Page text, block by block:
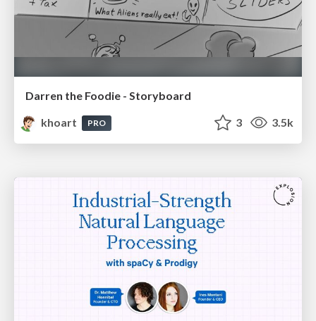
Darren the Foodie - Storyboard
khoart
PRO 3 3.5k